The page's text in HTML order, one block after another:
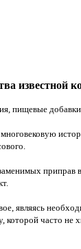
пищевые добавки.
приправ
являясь
которой часто не